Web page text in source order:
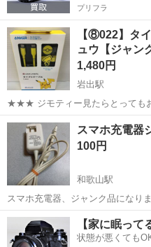
プリフラ
【⑧022】タ
ュウ【ジャン
1,480円
岩出駅
★★★ ジモティー見たらとってもおトク！
店頭にてご購入の際にレジスタッ
いただくと、 商品ページの価格よ
売！！ スタッ...
和歌山 岩出市 岩出駅 そ
スマホ充電器
100円
和歌山駅
スマホ充電器、ジャンク品になります。 長年使っていたため
たいです。 接触の加減で充電できますが、少し熱をもちます。 きちん
と携帯会社で確認してもらって、
用時の保証はな...
和歌山 和歌山市 和歌山駅
【家に眠って
状態が悪くても